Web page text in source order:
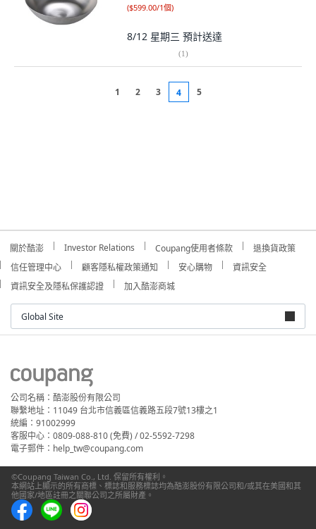
($599.00/1個)
8/12 星期三 預計送達
(1)
1 2 3 4 5
關於酷澎 Investor Relations Coupang使用者條款
退換貨政策
信任管理中心
顧客隱私權政策通知 安心購物
資訊安全
資訊安全及隱私保護認證
加入酷澎商城
Global Site
公司名稱：酷澎股份有限公司
聯繫地址：11049 台北市信義區信義路五段7號13樓之1
統編：91002999
客服中心：0809-088-810 (免費) / 02-5592-7298
電子郵件：help_tw@coupang.com
©Coupang Taiwan Co., Ltd. 保留所有權利。
本網站上顯示的所有商標、標誌和服務標誌均為酷澎股份有限公司和/或其在美國和其
他國家/地區註冊之關聯公司之所屬財產。